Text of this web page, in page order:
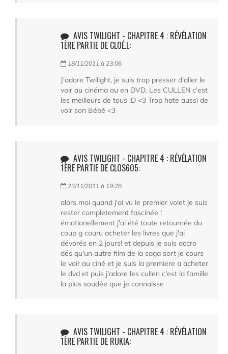
AVIS TWILIGHT - CHAPITRE 4 : RÉVÉLATION
1ÈRE PARTIE DE CLOÉ.L:
18/11/2011 à 23:06
J'adore Twilight, je suis trop presser d'aller le
voir au cinéma ou en DVD. Les CULLEN c'est
les meilleurs de tous :D <3 Trop hate aussi de
voir son Bébé <3
AVIS TWILIGHT - CHAPITRE 4 : RÉVÉLATION
1ÈRE PARTIE DE CLOS605:
23/11/2011 à 19:28
alors moi quand j'ai vu le premier volet je suis
rester completement fascinée !
émotionellement j'ai été toute retournée du
coup g couru acheter les livres que j'ai
dévorés en 2 jours! et depuis je suis accro
dés qu'un autre film de la saga sort je cours
le voir au ciné et je suis la premiere a acheter
le dvd et puis j'adore les cullen c'est la famille
la plus soudée que je connaisse
AVIS TWILIGHT - CHAPITRE 4 : RÉVÉLATION
1ÈRE PARTIE DE RUKIA: